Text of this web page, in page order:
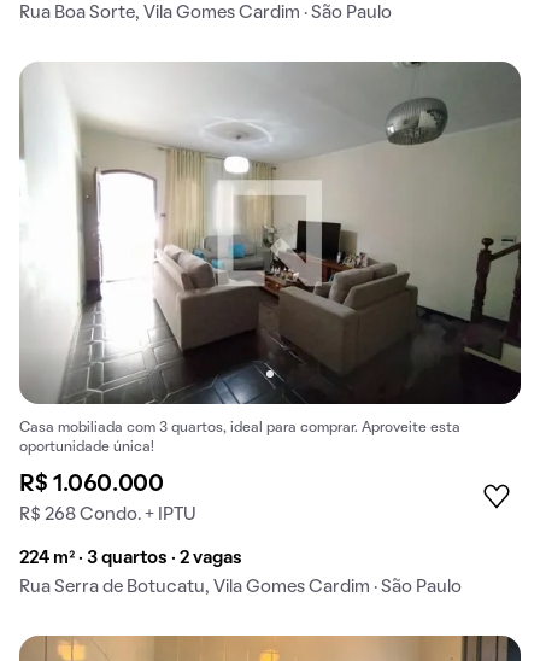
Rua Boa Sorte, Vila Gomes Cardim · São Paulo
Casa mobiliada com 3 quartos, ideal para comprar. Aproveite esta
oportunidade única!
R$ 1.060.000
R$ 268 Condo. + IPTU
224 m² · 3 quartos · 2 vagas
Rua Serra de Botucatu, Vila Gomes Cardim · São Paulo